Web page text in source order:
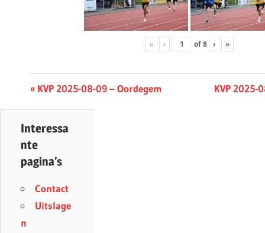
« ‹ of8 › »
Berichtnavigatie
Previous
KVP 2025-08-09 – Oordegem
Next
KVP 2025-
Interessa
nte
pagina’s
Contact
Uitslage
n